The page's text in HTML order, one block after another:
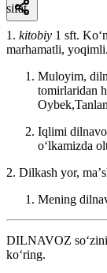
sifat
1. kitobiy 1 sft.
marhamatli, yoqimli.
Muloyim,
tomirlaridan
Iqlimi
oʻlkamizda
2. Dilkash yor,
Mening
DILNAVOZ
ko‘ring.